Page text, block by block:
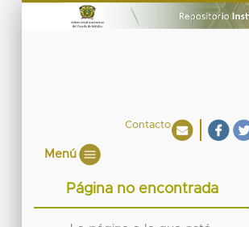
Contacto
Menú
Página no encontrada